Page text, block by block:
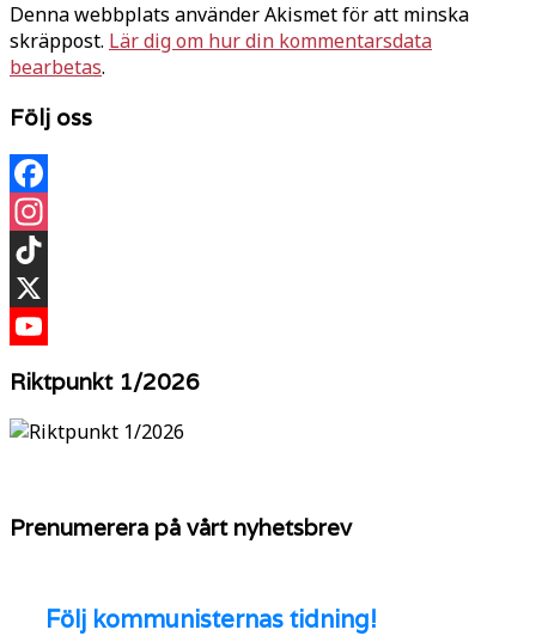
Denna webbplats använder Akismet för att minska
skräppost. Lär dig om hur din kommentarsdata
bearbetas.
Följ oss
Facebook
Instagram
TikTok
X
Riktpunkt 1/2026
Prenumerera på vårt nyhetsbrev
Följ kommunisternas tidning!